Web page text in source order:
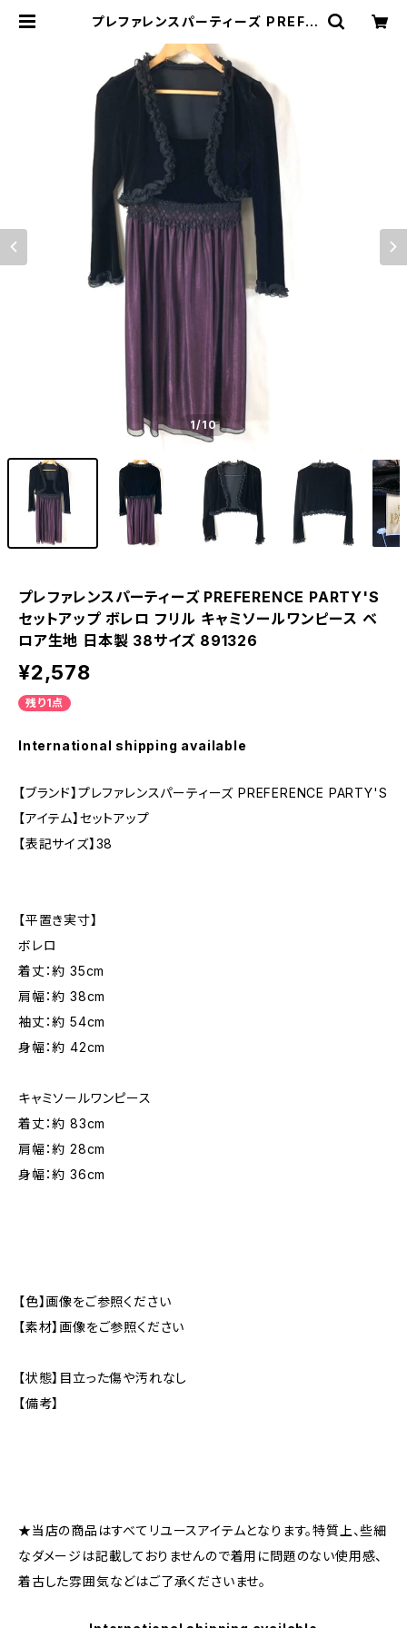
プレファレンスパーティーズ PREFE
レロ フリル キャミソールワンピース
ベロア生地 日本製 38サイズ 89132
6 | Ethical Store
1/10
プレファレンスパーティーズ PREFERENCE PARTY'S
セットアップ ボレロ フリル キャミソールワンピース ベ
ロア生地 日本製 38サイズ 891326
¥2,578
残り1点
International shipping available
【ブランド】プレファレンスパーティーズ PREFERENCE PARTY'S
【アイテム】セットアップ
【表記サイズ】38
【平置き実寸】
ボレロ
着丈：約 35cm
肩幅：約 38cm
袖丈：約 54cm
身幅：約 42cm
キャミソールワンピース
着丈：約 83cm
肩幅：約 28cm
身幅：約 36cm
【色】画像をご参照ください
【素材】画像をご参照ください
【状態】目立った傷や汚れなし
【備考】
★当店の商品はすべてリユースアイテムとなります。特質上、些細
なダメージは記載しておりませんので着用に問題のない使用感、
着古した雰囲気などはご了承くださいませ。